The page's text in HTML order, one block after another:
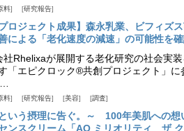
料 研究報告
プロジェクト成果】森永乳業、ビフィズ
による「老化速度の減速」の可能性を
社Rhelixaが展開する老化研究の社会実
「エピクロック®共創プロジェクト」
料 研究報告 美容 調査
いう摂理に告ぐ。～ 100年美肌への
ンスクリーム「AQ ミリオリティ ザ